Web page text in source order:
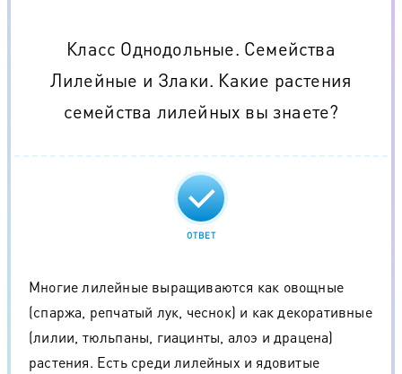
Класс Однодольные. Семейства
Лилейные и Злаки. Какие растения
семейства лилейных вы знаете?
ОТВЕТ
Многие лилейные выращиваются как овощные
(спаржа, репчатый лук, чеснок) и как декоративные
(лилии, тюльпаны, гиацинты, алоэ и драцена)
растения. Есть среди лилейных и ядовитые